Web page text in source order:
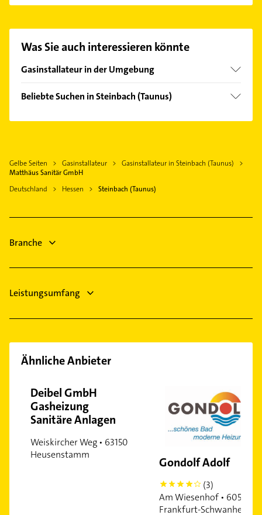
finden Sie alleKontaktdaten.
Was Sie auch interessieren könnte
Gasinstallateur in der Umgebung
Eschborn Taunus
Oberursel (Taunus)
Bad Homburg v. d. Höhe
Königstein im Taunus
Frankfurt am Main
Hofheim am Taunus
Beliebte Suchen in Steinbach (Taunus)
Arzt
Maler
Zahnarzt
Putzfrau
Gelbe Seiten Gasinstallateur
Gasinstallateur in Steinbach (Taunus)
Matthäus Sanitär GmbH
Deutschland
Hessen Steinbach (Taunus)
Branche
Leistungsumfang
Ähnliche Anbieter
Deibel GmbH
Gasheizung
Sanitäre Anlagen
Weiskircher Weg • 63150
Heusenstamm
Gondolf Adolf
4
(3)
Am Wiesenhof • 60529
Frankfurt-Schwanheim